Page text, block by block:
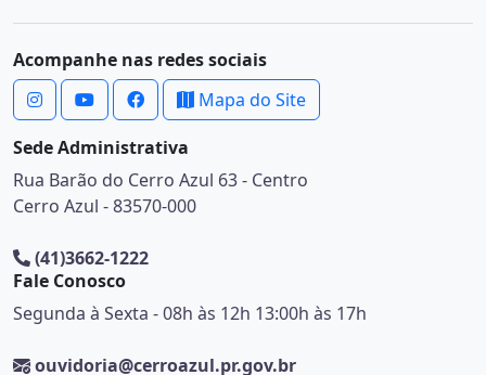
Acompanhe nas redes sociais
Mapa do Site
Sede Administrativa
Rua Barão do Cerro Azul 63 - Centro
Cerro Azul - 83570-000
(41)3662-1222
Fale Conosco
Segunda à Sexta - 08h às 12h 13:00h às 17h
ouvidoria@cerroazul.pr.gov.br